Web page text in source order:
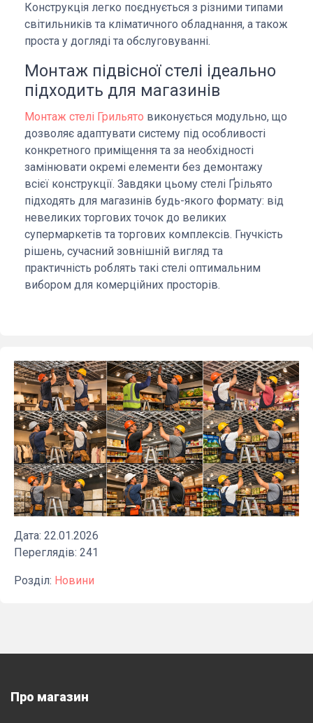
Конструкція легко поєднується з різними типами
світильників та кліматичного обладнання, а також
проста у догляді та обслуговуванні.
Монтаж підвісної стелі ідеально
підходить для магазинів
Монтаж стелі Грильято виконується модульно, що
дозволяє адаптувати систему під особливості
конкретного приміщення та за необхідності
замінювати окремі елементи без демонтажу
всієї конструкції. Завдяки цьому стелі Ґрільято
підходять для магазинів будь-якого формату: від
невеликих торгових точок до великих
супермаркетів та торгових комплексів. Гнучкість
рішень, сучасний зовнішній вигляд та
практичність роблять такі стелі оптимальним
вибором для комерційних просторів.
Дата: 22.01.2026
Переглядів: 241
Розділ: Новини
Про магазин